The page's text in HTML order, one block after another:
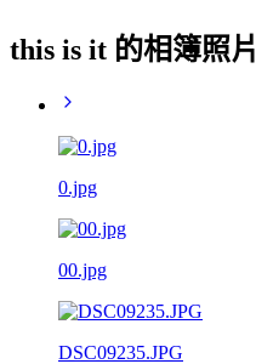
this is it 的相簿照片
0.jpg
00.jpg
DSC09235.JPG